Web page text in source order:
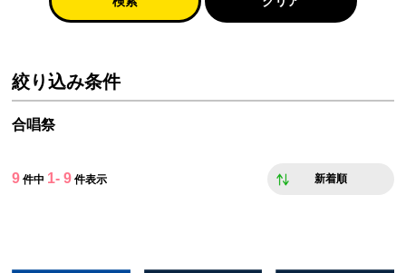
絞り込み条件
合唱祭
9 件中 1- 9 件表示 新着順